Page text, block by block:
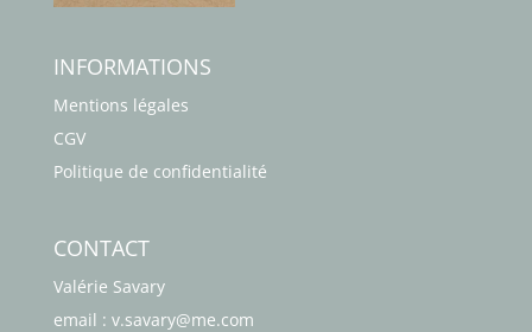
INFORMATIONS
Mentions légales
CGV
Politique de confidentialité
CONTACT
Valérie Savary
email : v.savary@me.com